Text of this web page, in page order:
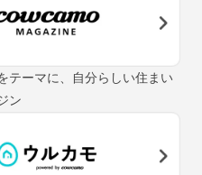
テーマに、自分らしい住まい
ン